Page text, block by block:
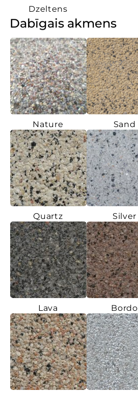
Dzeltens
Dabīgais akmens
Nature Sand
Quartz Silver
Lava Bordo